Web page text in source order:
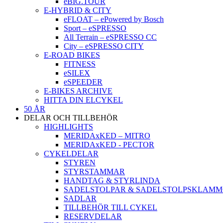
E-HYBRID & CITY
eFLOAT – ePowered by Bosch
Sport – eSPRESSO
All Terrain – eSPRESSO CC
City – eSPRESSO CITY
E-ROAD BIKES
FITNESS
eSILEX
eSPEEDER
E-BIKES ARCHIVE
HITTA DIN ELCYKEL
50 ÅR
DELAR OCH TILLBEHÖR
HIGHLIGHTS
MERIDAxKED – MITRO
MERIDAxKED - PECTOR
CYKELDELAR
STYREN
STYRSTAMMAR
HANDTAG & STYRLINDA
SADELSTOLPAR &
SADLAR
TILLBEHÖR TILL CYKEL
RESERVDELAR